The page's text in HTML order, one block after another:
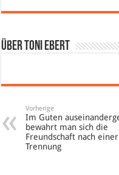
Über Toni Ebert
Vorherige
Im Guten
bewahrt man sich die
Freundschaft nach einer
Trennung